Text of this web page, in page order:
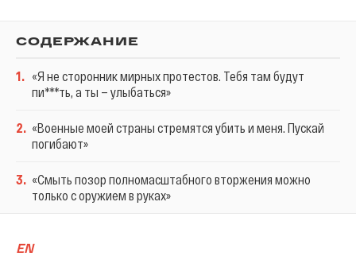
СОДЕРЖАНИЕ
1. «Я не сторонник мирных протестов. Тебя там будут
пи***ть, а ты — улыбаться»
2. «Военные моей страны стремятся убить и меня. Пускай
погибают»
3. «Смыть позор полномасштабного вторжения можно
только с оружием в руках»
EN